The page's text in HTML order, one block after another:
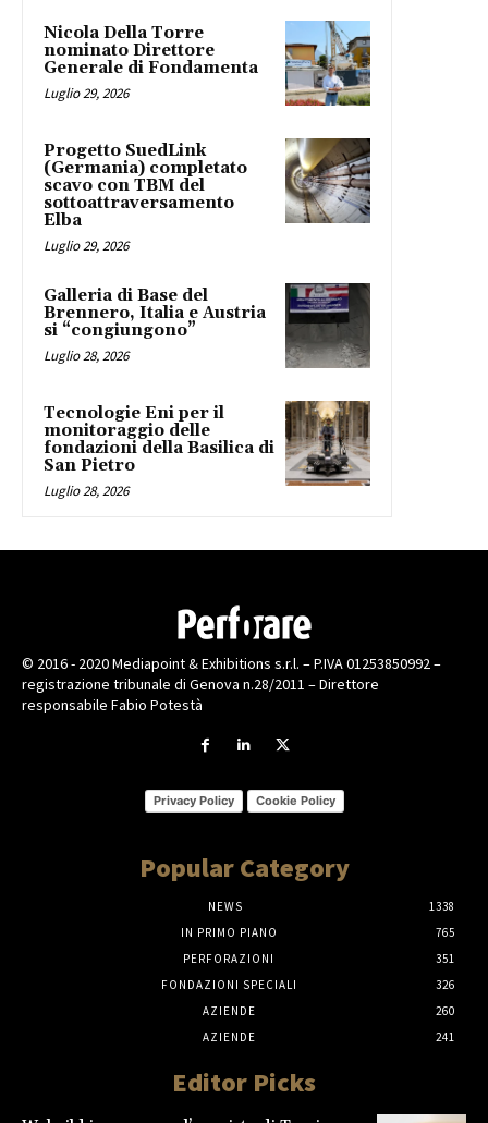
Nicola Della Torre
nominato Direttore
Generale di Fondamenta
Luglio 29, 2026
Progetto SuedLink
(Germania) completato
scavo con TBM del
sottoattraversamento
Elba
Luglio 29, 2026
Galleria di Base del
Brennero, Italia e Austria
si “congiungono”
Luglio 28, 2026
Tecnologie Eni per il
monitoraggio delle
fondazioni della Basilica di
San Pietro
Luglio 28, 2026
© 2016 - 2020 Mediapoint & Exhibitions s.r.l. – P.IVA 01253850992 –
registrazione tribunale di Genova n.28/2011 – Direttore
responsabile Fabio Potestà
Privacy Policy Cookie Policy
Popular Category
NEWS
1338
IN PRIMO PIANO
765
PERFORAZIONI
351
FONDAZIONI SPECIALI
326
AZIENDE
260
AZIENDE
241
Editor Picks